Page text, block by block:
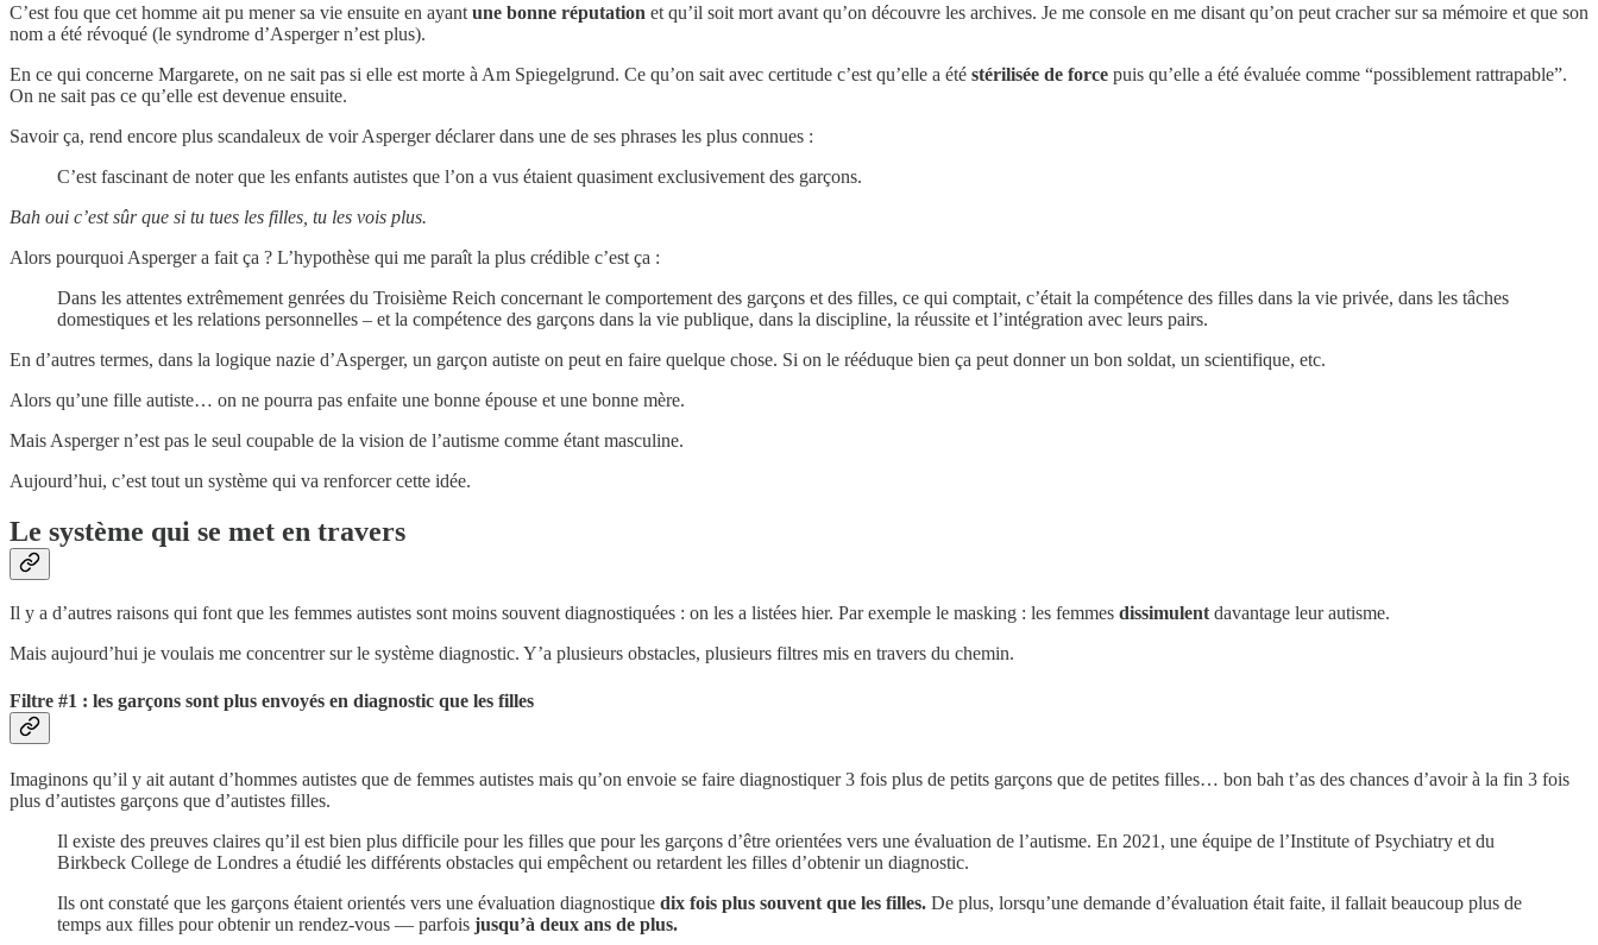
C’est fou que cet homme ait pu mener sa vie ensuite en ayant une bonne réputation et qu’il soit mort avant qu’on découvre les archives. Je me console en me disant qu’on peut cracher sur sa mémoire et que son
nom a été révoqué (le syndrome d’Asperger n’est plus).
En ce qui concerne Margarete, on ne sait pas si elle est morte à Am Spiegelgrund. Ce qu’on sait avec certitude c’est qu’elle a été stérilisée de force puis qu’elle a été évaluée comme “possiblement rattrapable”.
On ne sait pas ce qu’elle est devenue ensuite.
Savoir ça, rend encore plus scandaleux de voir Asperger déclarer dans une de ses phrases les plus connues :
C’est fascinant de noter que les enfants autistes que l’on a vus étaient quasiment exclusivement des garçons.
Bah oui c’est sûr que si tu tues les filles, tu les vois plus.
Alors pourquoi Asperger a fait ça ? L’hypothèse qui me paraît la plus crédible c’est ça :
Dans les attentes extrêmement genrées du Troisième Reich concernant le comportement des garçons et des filles, ce qui comptait, c’était la compétence des filles dans la vie privée, dans les tâches
domestiques et les relations personnelles – et la compétence des garçons dans la vie publique, dans la discipline, la réussite et l’intégration avec leurs pairs.
En d’autres termes, dans la logique nazie d’Asperger, un garçon autiste on peut en faire quelque chose. Si on le rééduque bien ça peut donner un bon soldat, un scientifique, etc.
Alors qu’une fille autiste… on ne pourra pas enfaite une bonne épouse et une bonne mère.
Mais Asperger n’est pas le seul coupable de la vision de l’autisme comme étant masculine.
Aujourd’hui, c’est tout un système qui va renforcer cette idée.
Le système qui se met en travers
Il y a d’autres raisons qui font que les femmes autistes sont moins souvent diagnostiquées : on les a listées hier. Par exemple le masking : les femmes dissimulentdavantage leur autisme.
Mais aujourd’hui je voulais me concentrer sur le système diagnostic. Y’a plusieurs obstacles, plusieurs filtres mis en travers du chemin.
Filtre #1 : les garçons sont plus envoyés en diagnostic que les filles
Imaginons qu’il y ait autant d’hommes autistes que de femmes autistes mais qu’on envoie se faire diagnostiquer 3 fois plus de petits garçons que de petites filles… bon bah t’as des chances d’avoir à la fin 3 fois
plus d’autistes garçons que d’autistes filles.
Il existe des preuves claires qu’il est bien plus difficile pour les filles que pour les garçons d’être orientées vers une évaluation de l’autisme. En 2021, une équipe de l’Institute of Psychiatry et du
Birkbeck College de Londres a étudié les différents obstacles qui empêchent ou retardent les filles d’obtenir un diagnostic.
Ils ont constaté que les garçons étaient orientés vers une évaluation diagnostique dix fois plus souvent que les filles. De plus, lorsqu’une demande d’évaluation était faite, il fallait beaucoup plus de
temps aux filles pour obtenir un rendez-vous — parfois jusqu’à deux ans de plus.